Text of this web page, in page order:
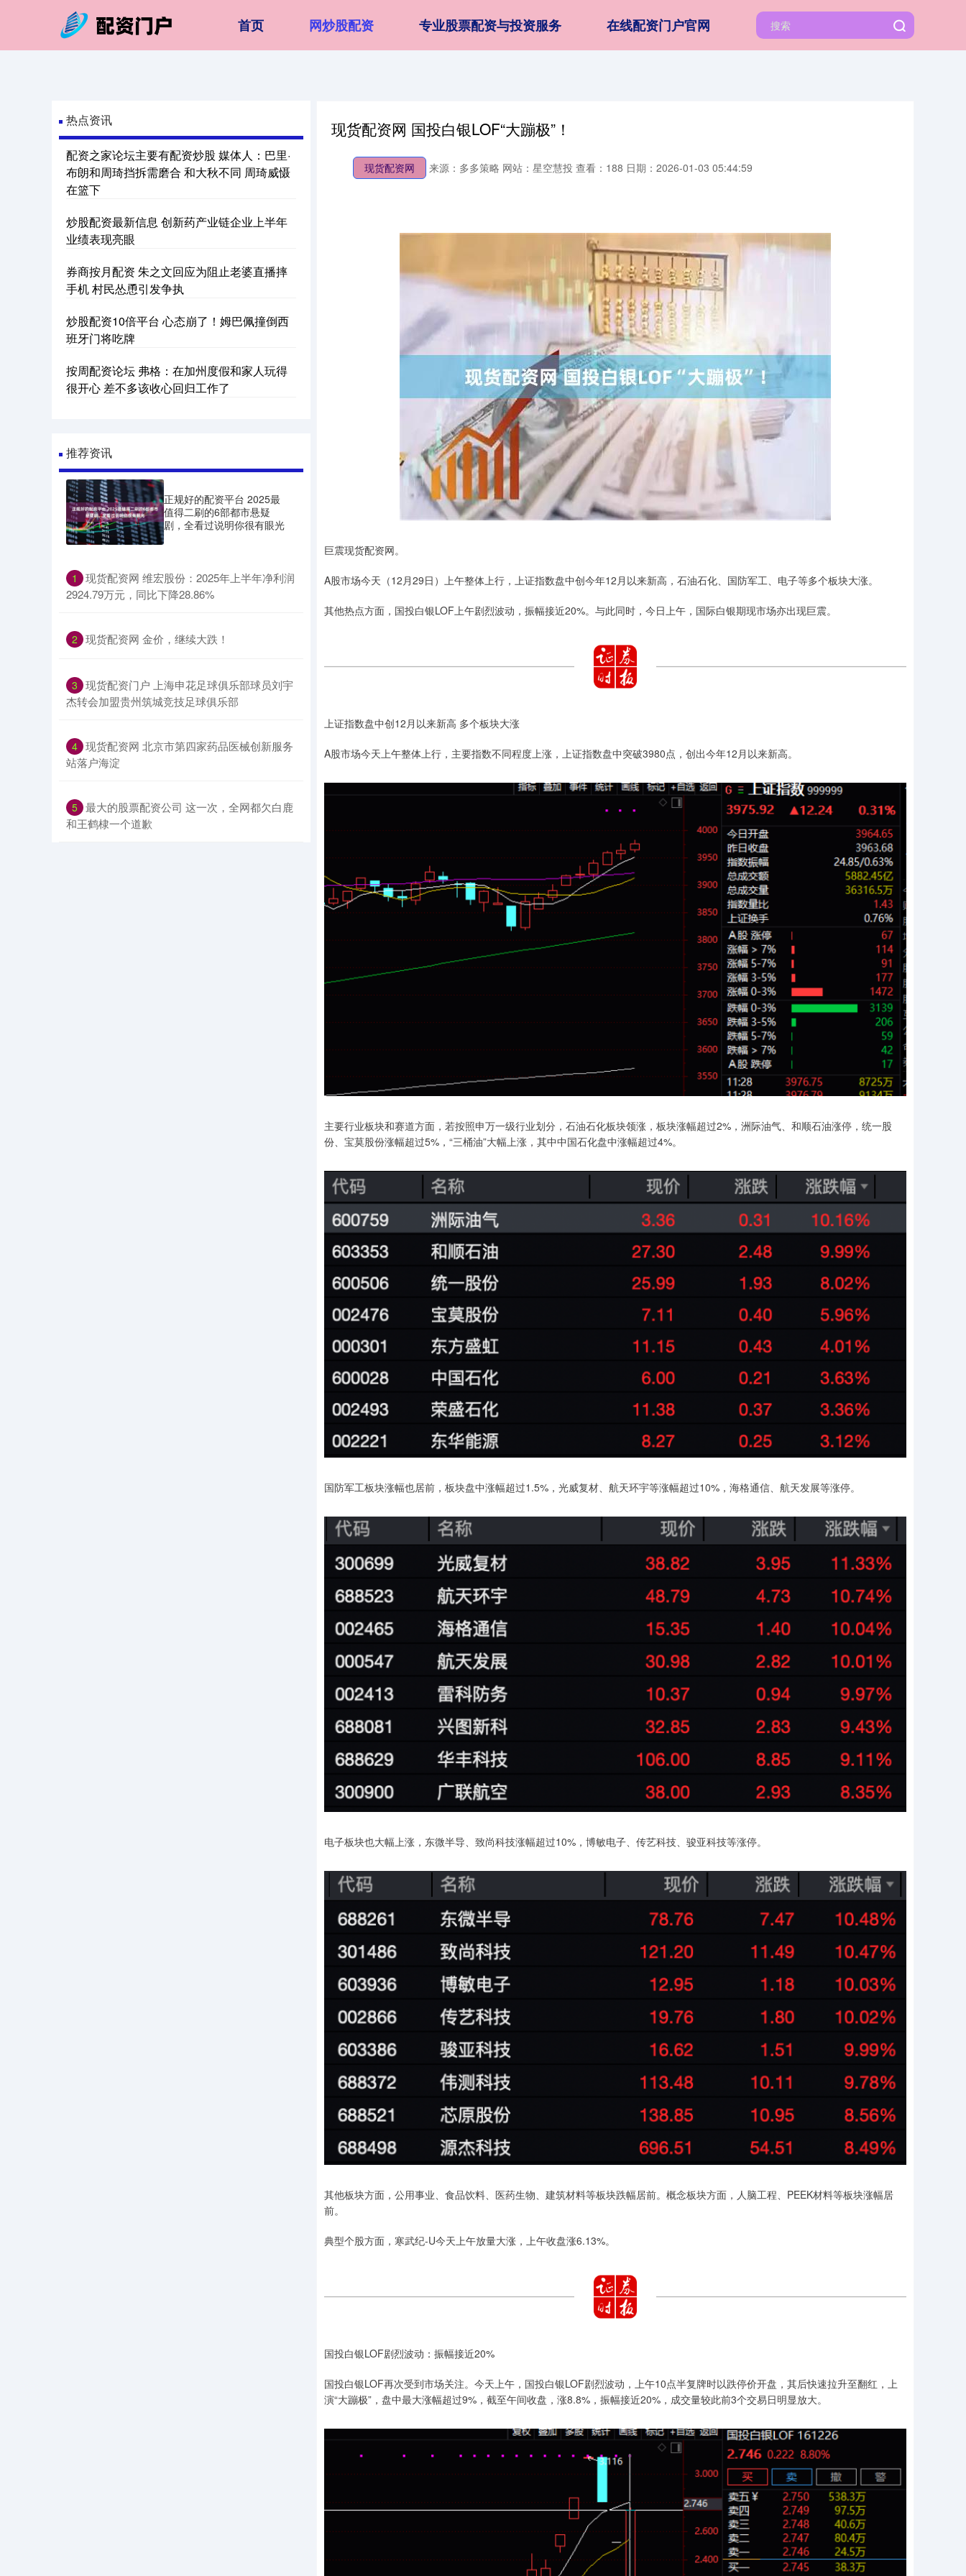
首页 网炒股配资 专业股票配资与投资服务 在线配资门户官网
现货配资网 国投白银LOF“大蹦极”！
现货配资网 来源：多多策略 网站：星空慧投 查看：188 日期：2026-01-03 05:44:59
巨震现货配资网。
A股市场今天（12月29日）上午整体上行，上证指数盘中创今年12月以来新高，石油石化、国防军工、电子等多个板块大涨。
其他热点方面，国投白银LOF上午剧烈波动，振幅接近20%。与此同时，今日上午，国际白银期现市场亦出现巨震。
上证指数盘中创12月以来新高 多个板块大涨
A股市场今天上午整体上行，主要指数不同程度上涨，上证指数盘中突破3980点，创出今年12月以来新高。
主要行业板块和赛道方面，若按照申万一级行业划分，石油石化板块领涨，板块涨幅超过2%，洲际油气、和顺石油涨停，统一股
份、宝莫股份涨幅超过5%，“三桶油”大幅上涨，其中中国石化盘中涨幅超过4%。
国防军工板块涨幅也居前，板块盘中涨幅超过1.5%，光威复材、航天环宇等涨幅超过10%，海格通信、航天发展等涨停。
电子板块也大幅上涨，东微半导、致尚科技涨幅超过10%，博敏电子、传艺科技、骏亚科技等涨停。
其他板块方面，公用事业、食品饮料、医药生物、建筑材料等板块跌幅居前。概念板块方面，人脑工程、PEEK材料等板块涨幅居
前。
典型个股方面，寒武纪-U今天上午放量大涨，上午收盘涨6.13%。
国投白银LOF剧烈波动：振幅接近20%
国投白银LOF再次受到市场关注。今天上午，国投白银LOF剧烈波动，上午10点半复牌时以跌停价开盘，其后快速拉升至翻红，上
演“大蹦极”，盘中最大涨幅超过9%，截至午间收盘，涨8.8%，振幅接近20%，成交量较此前3个交易日明显放大。
热点资讯
配资之家论坛主要有配资炒股 媒体人：巴里·
布朗和周琦挡拆需磨合 和大秋不同 周琦威慑
在篮下
炒股配资最新信息 创新药产业链企业上半年
业绩表现亮眼
券商按月配资 朱之文回应为阻止老婆直播摔
手机 村民怂恿引发争执
炒股配资10倍平台 心态崩了！姆巴佩撞倒西
班牙门将吃牌
按周配资论坛 弗格：在加州度假和家人玩得
很开心 差不多该收心回归工作了
推荐资讯
正规好的配资平台 2025最
值得二刷的6部都市悬疑
剧，全看过说明你很有眼光
1
​现货配资网 维宏股份：2025年上半年净利润
2924.79万元，同比下降28.86%
2 ​现货配资网 金价，继续大跌！
3 ​现货配资门户 上海申花足球俱乐部球员刘宇
杰转会加盟贵州筑城竞技足球俱乐部
4 ​现货配资网 北京市第四家药品医械创新服务
站落户海淀
5 ​最大的股票配资公司 这一次，全网都欠白鹿
和王鹤棣一个道歉